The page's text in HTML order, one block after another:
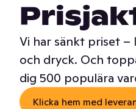
Vi har sänkt priset –
och dryck. Och
dig 500 populära
Klicka hem med